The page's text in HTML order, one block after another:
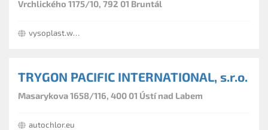
Vrchlického 1175/10, 792 01 Bruntál
vysoplast.webnode.cz
TRYGON PACIFIC INTERNATIONAL, s.r.o.
Masarykova 1658/116, 400 01 Ústí nad Labem
autochlor.eu